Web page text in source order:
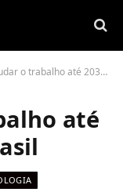
trabalho até 2030, diz Google Brasil
até